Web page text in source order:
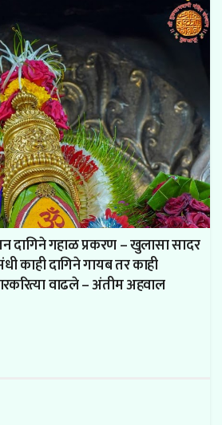
दागिने गहाळ प्रकरण – खुलासा सादर
काही दागिने गायब तर काही
वाढले – अंतीम अहवाल